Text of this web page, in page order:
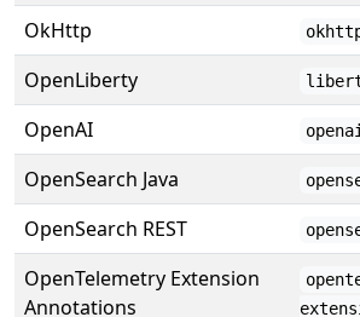
OkHttp
OpenLiberty
OpenAI openai
OpenSearch Java
OpenSearch REST
OpenTelemetry Extension
Annotations